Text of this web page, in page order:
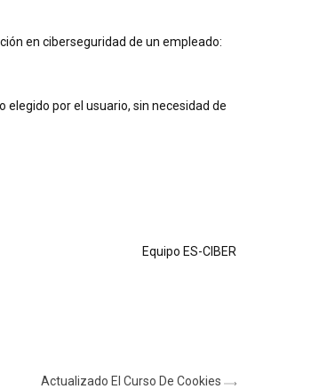
en ciberseguridad de un empleado:
por el usuario, sin necesidad de
Equipo ES-CIBER
Actualizado El Curso De Cookies